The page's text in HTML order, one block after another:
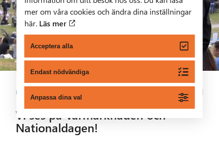
Nyheter 1 min lästid
Vi ses på Vårmarknaden och
Nationaldagen!
mer om våra cookies och ändra dina inställningar
här. Läs mer
Acceptera alla
Endast nödvändiga
Anpassa dina val